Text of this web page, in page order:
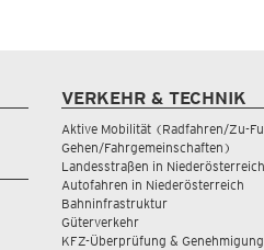
VERKEHR & TECHNIK
Aktive Mobilität (Radfahren/Zu-
Gehen/Fahrgemeinschaften)
Landesstraßen in Niederösterreich
Autofahren in Niederösterreich
Bahninfrastruktur
Güterverkehr
KFZ-Überprüfung & Genehmigung